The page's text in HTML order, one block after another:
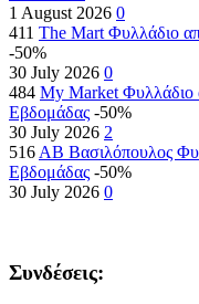
1 August 2026 0
411 The Mart Φυλλάδιο
-50%
30 July 2026 0
484 My Market Φυλλάδιο
Εβδομάδας -50%
30 July 2026 2
516 AB Βασιλόπουλος
Εβδομάδας -50%
30 July 2026 0
Συνδέσεις: